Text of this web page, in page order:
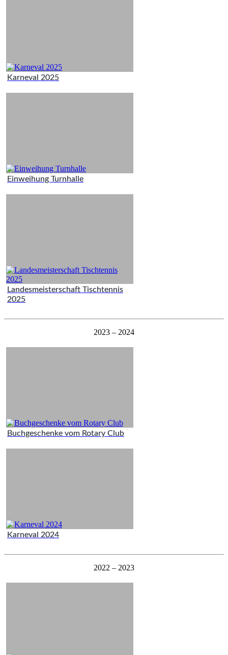
Karneval 2025
Einweihung Turnhalle
Landesmeisterschaft Tischtennis
2025
2023 – 2024
Buchgeschenke vom Rotary Club
Karneval 2024
2022 – 2023